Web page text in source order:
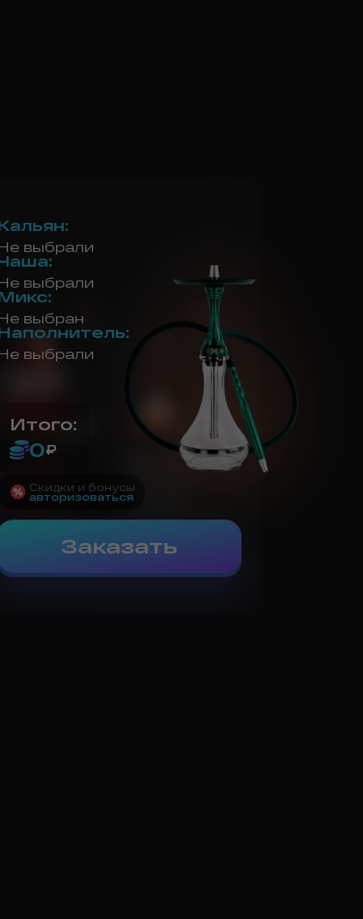
Cube
1 995 ₽/сут.
Выбрать
OpenAir
1 495
Выбрать
:
выбрали
:
выбрали
:
выбран
:
выбрали
Итого:
0₽
Скидки и бонусы
авторизоваться
Заказать